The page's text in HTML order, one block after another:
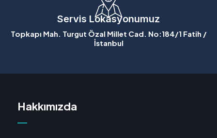
Servis Lokasyonumuz
Topkapı Mah. Turgut Özal Millet Cad. No:184/1 Fatih /
İstanbul
Hakkımızda